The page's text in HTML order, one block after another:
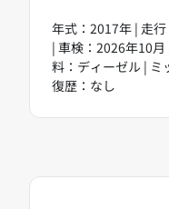
年式：2017年 | 走
| 車検：2026年10
料：ディーゼル | ミ
復歴：なし